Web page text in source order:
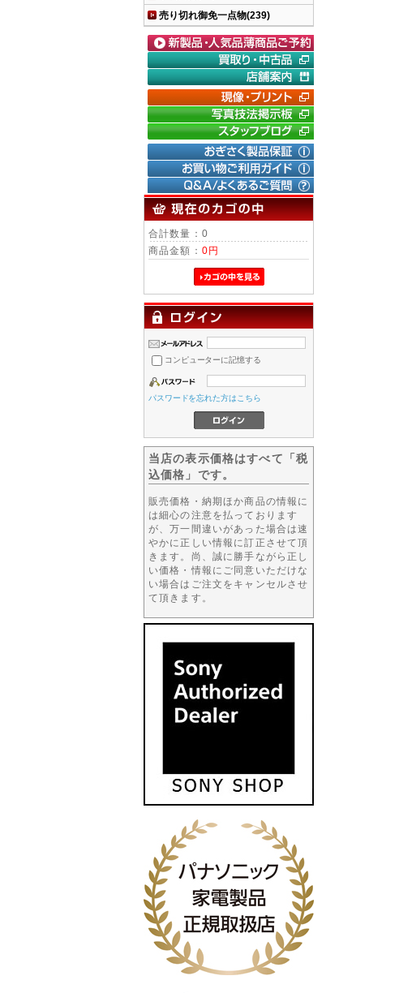
売り切れ御免一点物(239)
合計数量：0
商品金額： 0円
コンピューターに記憶する
パスワードを忘れた方はこちら
当店の表示価格はすべて「税
込価格」です。
販売価格・納期ほか商品の情報に
は細心の注意を払っております
が、万一間違いがあった場合は速
やかに正しい情報に訂正させて頂
きます。尚、誠に勝手ながら正し
い価格・情報にご同意いただけな
い場合はご注文をキャンセルさせ
て頂きます。